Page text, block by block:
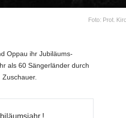
Foto: Prot.
Oppau ihr Jubiläums-
als 60 Sängerländer durch